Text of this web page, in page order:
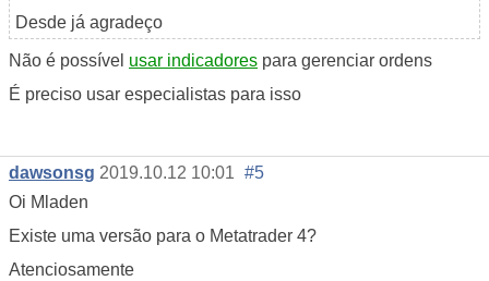
Desde já agradeço
Não é possível usar indicadores para gerenciar ordens
É preciso usar especialistas para isso
dawsonsg 2019.10.12 10:01 #5
Oi Mladen
Existe uma versão para o Metatrader 4?
Atenciosamente